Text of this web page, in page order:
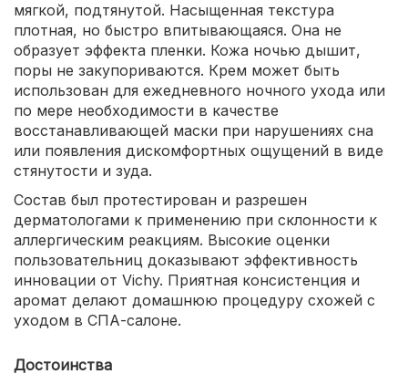
мягкой, подтянутой. Насыщенная текстура
плотная, но быстро впитывающаяся. Она не
образует эффекта пленки. Кожа ночью дышит,
поры не закупориваются. Крем может быть
использован для ежедневного ночного ухода или
по мере необходимости в качестве
восстанавливающей маски при нарушениях сна
или появления дискомфортных ощущений в виде
стянутости и зуда.
Состав был протестирован и разрешен
дерматологами к применению при склонности к
аллергическим реакциям. Высокие оценки
пользовательниц доказывают эффективность
инновации от Vichy. Приятная консистенция и
аромат делают домашнюю процедуру схожей с
уходом в СПА-салоне.
Достоинства